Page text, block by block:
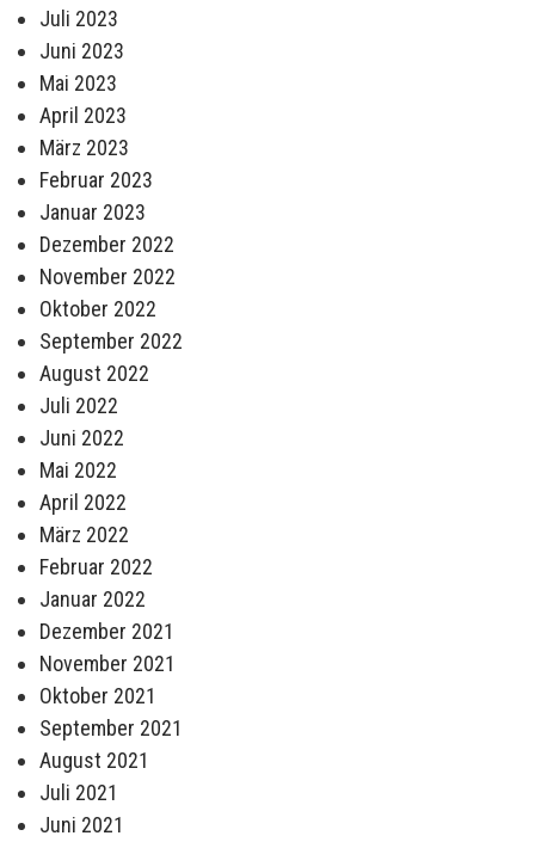
Juli 2023
Juni 2023
Mai 2023
April 2023
März 2023
Februar 2023
Januar 2023
Dezember 2022
November 2022
Oktober 2022
September 2022
August 2022
Juli 2022
Juni 2022
Mai 2022
April 2022
März 2022
Februar 2022
Januar 2022
Dezember 2021
November 2021
Oktober 2021
September 2021
August 2021
Juli 2021
Juni 2021